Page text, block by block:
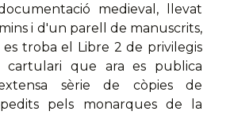
medieval, llevat
i d'un parell de manuscrits,
troba el Libre 2 de privilegis
cartulari que ara es publica
sèrie de còpies de
pels monarques de la